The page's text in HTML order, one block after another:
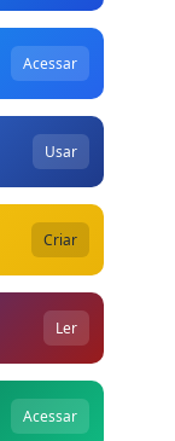
Acessar
Usar
Criar
Ler
Acessar